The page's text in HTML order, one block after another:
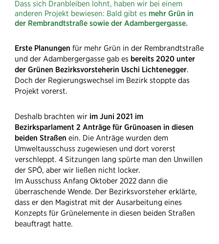
Dass sich Dranbleiben lohnt, haben wir bei einem
anderen Projekt bewiesen: Bald gibt es mehr Grün in
der Rembrandtstraße sowie der Adambergergasse.
Erste Planungen für mehr Grün in der Rembrandtstraße
und der Adambergergasse gab es bereits 2020 unter
der Grünen Bezirksvorsteherin Uschi Lichtenegger.
Doch der Regierungswechsel im Bezirk stoppte das
Projekt vorerst.
Deshalb brachten wir im Juni 2021 im
Bezirksparlament 2 Anträge für Grünoasen in diesen
beiden Straßen ein. Die Anträge wurden dem
Umweltausschuss zugewiesen und dort vorerst
verschleppt. 4 Sitzungen lang spürte man den Unwillen
der SPÖ, aber wir ließen nicht locker.
Im Ausschuss Anfang Oktober 2022 dann die
überraschende Wende. Der Bezirksvorsteher erklärte,
dass er den Magistrat mit der Ausarbeitung eines
Konzepts für Grünelemente in diesen beiden Straßen
beauftragt hatte.